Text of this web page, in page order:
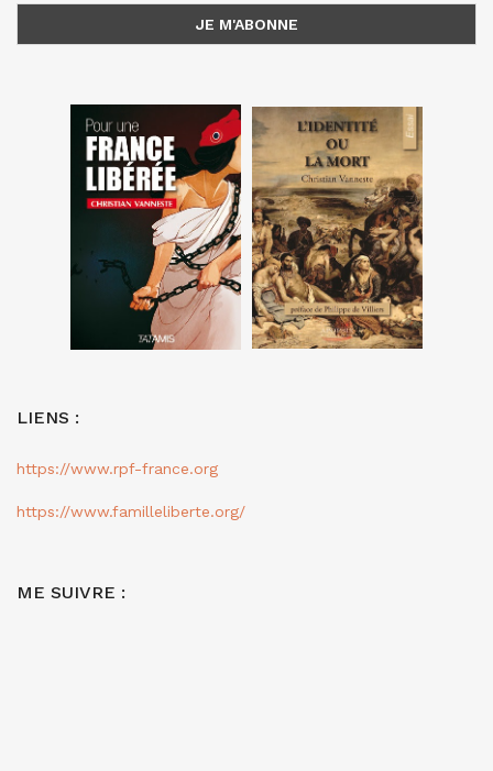
LIENS :
https://www.rpf-france.org
https://www.familleliberte.org/
ME SUIVRE :